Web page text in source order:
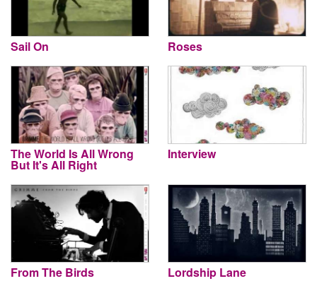
Sail On Roses
The World Is All Wrong
But It's All Right
Interview
From The Birds Lordship Lane